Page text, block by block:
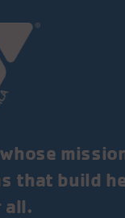
that build
all.